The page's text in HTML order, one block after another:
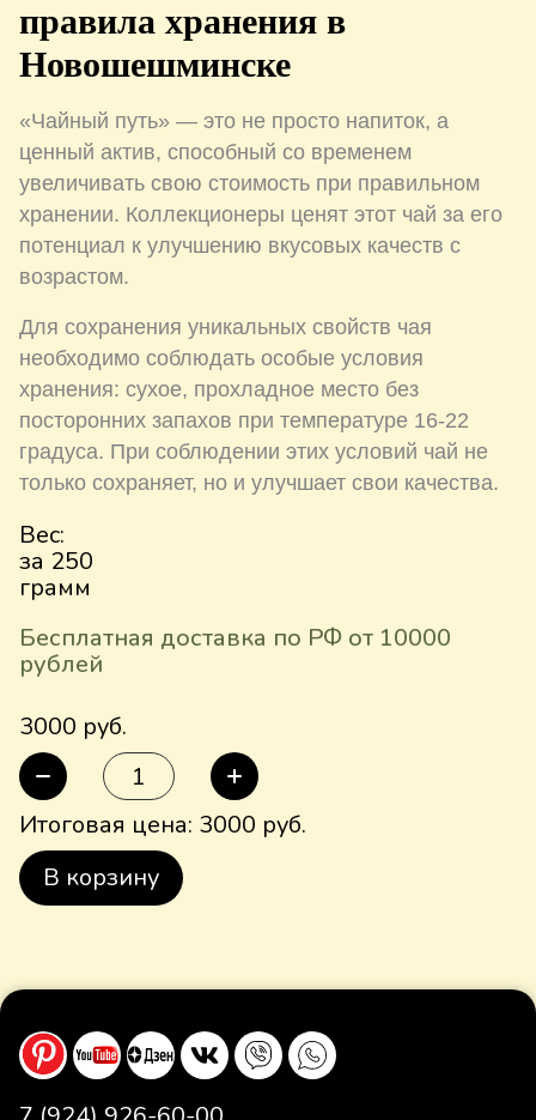
правила хранения в
Новошешминске
«Чайный путь» — это не просто напиток, а
ценный актив, способный со временем
увеличивать свою стоимость при правильном
хранении. Коллекционеры ценят этот чай за его
потенциал к улучшению вкусовых качеств с
возрастом.
Для сохранения уникальных свойств чая
необходимо соблюдать особые условия
хранения: сухое, прохладное место без
посторонних запахов при температуре 16-22
градуса. При соблюдении этих условий чай не
только сохраняет, но и улучшает свои качества.
Вес:
за 250
грамм
Бесплатная доставка по РФ от 10000
рублей
3000 руб.
Итоговая цена: 3000 руб.
В корзину